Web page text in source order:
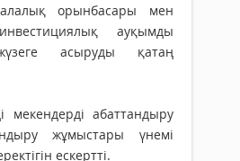
орынбасары мен
ауқымды
асыруды қатаң
мекендерді абаттандыру
жұмыстары үнемі
ескертті.